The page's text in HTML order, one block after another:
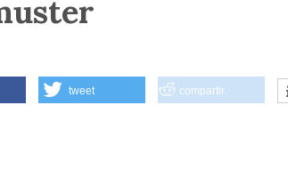
tweet compartir